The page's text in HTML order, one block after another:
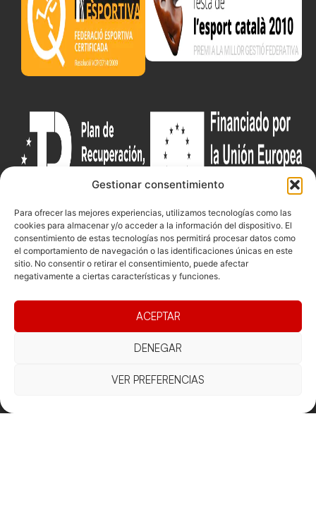
Gestionar consentimiento
Para ofrecer las mejores experiencias, utilizamos tecnologías como las
cookies para almacenar y/o acceder a la información del dispositivo. El
consentimiento de estas tecnologías nos permitirá procesar datos como
el comportamiento de navegación o las identificaciones únicas en este
sitio. No consentir o retirar el consentimiento, puede afectar
negativamente a ciertas características y funciones.
ACEPTAR
DENEGAR
VER PREFERENCIAS
Federació
Presidència
Competicions
Competiciones
Pista
Competiciones
Documentacio
Funcionament
Transparència
Contacte
Carrer de les